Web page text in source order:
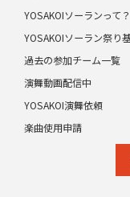
YOSAKOIソーランって？
YOSAKOIソーラン祭り
過去の参加チーム一覧
演舞動画配信中
YOSAKOI演舞依頼
楽曲使用申請